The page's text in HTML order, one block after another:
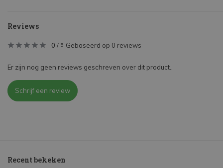
Reviews
0 / 5 Gebaseerd op 0 reviews
Er zijn nog geen reviews geschreven over dit product..
Schrijf een review
Recent bekeken